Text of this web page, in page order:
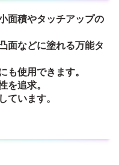
面積やタッチアップの
面などに塗れる万能タ
も使用できます。
を追求。
ています。